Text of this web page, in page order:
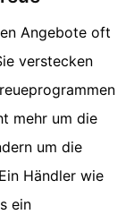
Angebote oft
verstecken
mehr um die
um die
Händler wie
ein